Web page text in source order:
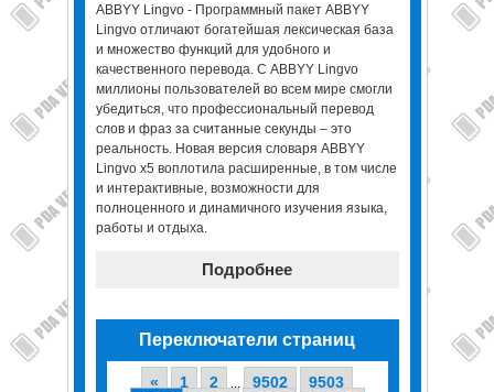
ABBYY Lingvo - Программный пакет ABBYY
Lingvo отличают богатейшая лексическая база
и множество функций для удобного и
качественного перевода. С ABBYY Lingvo
миллионы пользователей во всем мире смогли
убедиться, что профессиональный перевод
слов и фраз за считанные секунды – это
реальность. Новая версия словаря ABBYY
Lingvo x5 воплотила расширенные, в том числе
и интерактивные, возможности для
полноценного и динамичного изучения языка,
работы и отдыха.
Подробнее
Переключатели страниц
« 1 2 9502
9503